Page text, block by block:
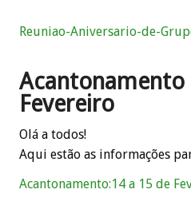
Reuniao-Aniversario-de-
Acantonamento
Fevereiro
Olá a todos!
Aqui estão as informações
Acantonamento:14 a 15 de